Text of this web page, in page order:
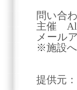
問い合
主催
メール
※施設
提供元：